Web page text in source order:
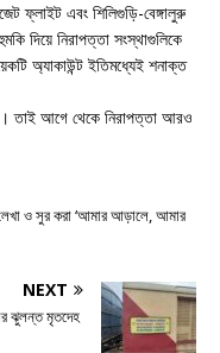
ফ্লাইট এবং শিলিগুড়ি-বেঙ্গালুরু
দিয়ে নিরাপত্তা সংস্থাগুলিকে
অ্যাকাউন্ট ইতিমধ্যেই শনাক্ত
তাই আগে থেকে নিরাপত্তা আরও
লেখা ও সুর করা ‘আমার আড়ালে, আমার
NEXT
ঝুলন্ত মৃতদেহ